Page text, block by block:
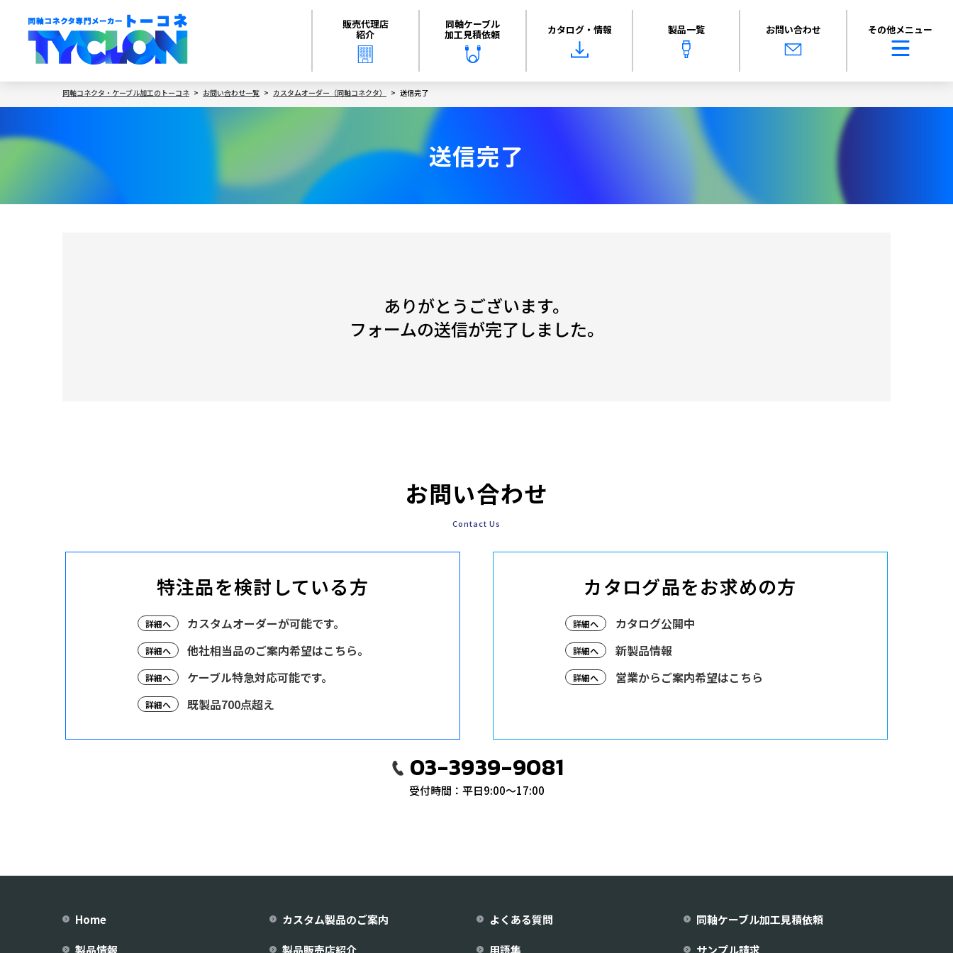
販売代理店
紹介
同軸ケーブル
加工見積依頼 カタログ・情報 製品一覧 お問い合わせ その他メニュー
同軸コネクタ・ケーブル加工のトーコネ お問い合わせ一覧 カスタムオーダー（同軸コネクタ） 送信完了
送信完了
ありがとうございます。
フォームの送信が完了しました。
お問い合わせ
Contact Us
特注品を検討している方
詳細へ カスタムオーダーが可能です。
詳細へ 他社相当品のご案内希望はこちら。
詳細へ ケーブル特急対応可能です。
詳細へ 既製品700点超え
カタログ品をお求めの方
詳細へ カタログ公開中
詳細へ 新製品情報
詳細へ 営業からご案内希望はこちら
03-3939-9081
受付時間：平日9:00〜17:00
Home
製品情報
カスタム製品のご案内
製品販売店紹介
よくある質問
用語集
同軸ケーブル加工見積依頼
サンプル請求